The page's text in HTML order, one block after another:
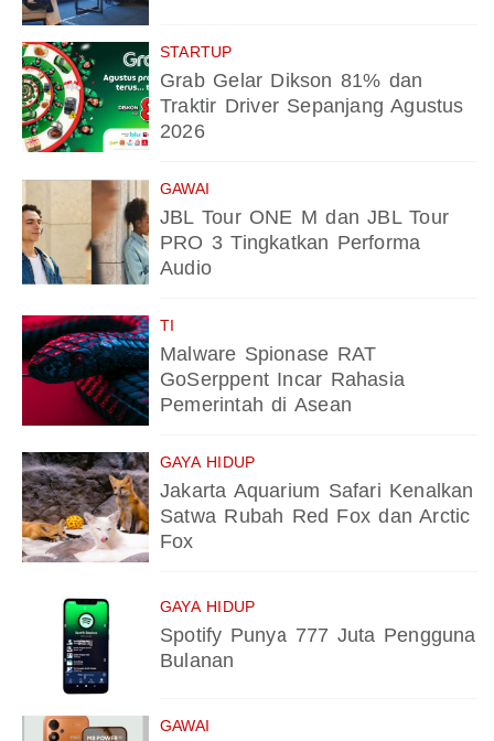
STARTUP
Grab Gelar Dikson 81% dan
Traktir Driver Sepanjang Agustus
2026
GAWAI
JBL Tour ONE M dan JBL Tour
PRO 3 Tingkatkan Performa
Audio
TI
Malware Spionase RAT
GoSerppent Incar Rahasia
Pemerintah di Asean
GAYA HIDUP
Jakarta Aquarium Safari Kenalkan
Satwa Rubah Red Fox dan Arctic
Fox
GAYA HIDUP
Spotify Punya 777 Juta Pengguna
Bulanan
GAWAI